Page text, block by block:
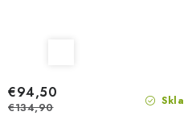
€94,50
€134,90